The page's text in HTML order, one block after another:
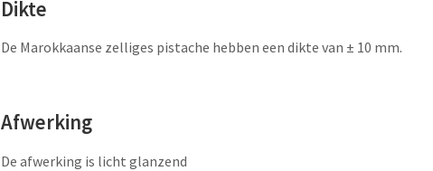
Dikte
De Marokkaanse zelliges pistache hebben een dikte van ± 10 mm.
Afwerking
De afwerking is licht glanzend